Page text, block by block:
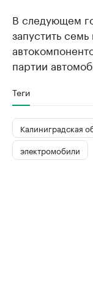
В следующем
запустить
партии
Теги
Калиниградская
электромобили